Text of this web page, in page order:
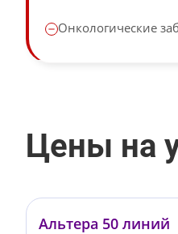
Онкологические
Цены на
Альтера 50 линий